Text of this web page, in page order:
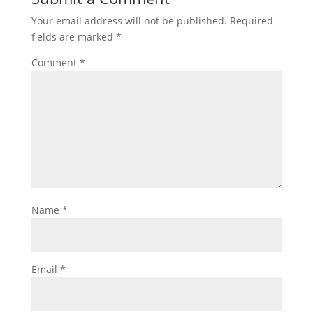
Your email address will not be published. Required
fields are marked *
Comment *
Name *
Email *